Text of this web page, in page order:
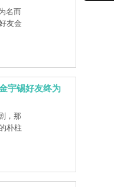
名而
友金
宇锡好友终为
，那
朴柱